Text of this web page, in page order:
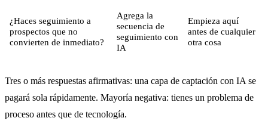
¿Haces seguimiento a
prospectos que no
convierten de inmediato?
Agrega la
secuencia de
seguimiento con
IA
Empieza aquí
antes de cualquier
otra cosa
Tres o más respuestas afirmativas: una capa de captación con IA se
pagará sola rápidamente. Mayoría negativa: tienes un problema de
proceso antes que de tecnología.